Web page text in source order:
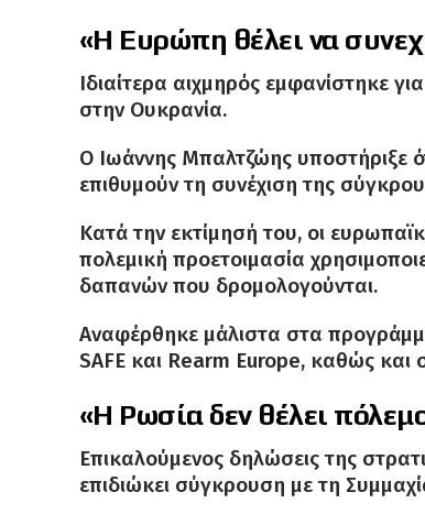
«Η Ευρώπη θέλει να
Ιδιαίτερα αιχμηρός εμφανίστηκε
στην Ουκρανία.
Ο Ιωάννης Μπαλτζώης υποστήριξε
επιθυμούν τη συνέχιση της
Κατά την εκτίμησή του, οι
πολεμική προετοιμασία
δαπανών που δρομολογούνται.
Αναφέρθηκε μάλιστα στα
SAFE και Rearm Europe, καθώς και
«Η Ρωσία δεν θέλει
Επικαλούμενος δηλώσεις της
επιδιώκει σύγκρουση με τη